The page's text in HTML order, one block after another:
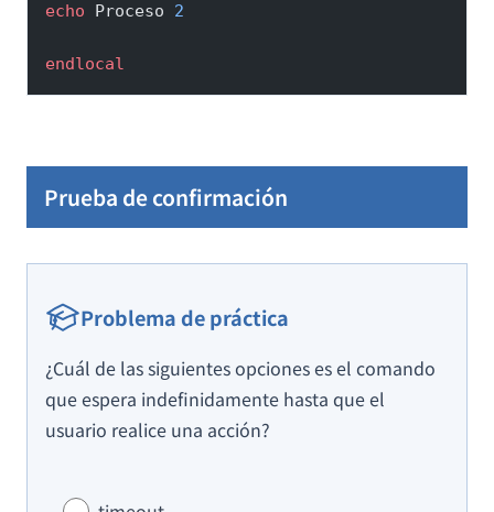
echo Proceso 2
endlocal
Prueba de confirmación
Problema de práctica
¿Cuál de las siguientes opciones es el comando
que espera indefinidamente hasta que el
usuario realice una acción?